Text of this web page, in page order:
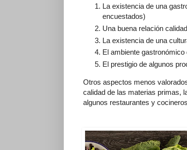
La existencia de una
encuestados)
Una buena relación
La existencia de una
El ambiente
El prestigio de algunos
Otros aspectos menos
calidad de las materias primas,
algunos restaurantes y